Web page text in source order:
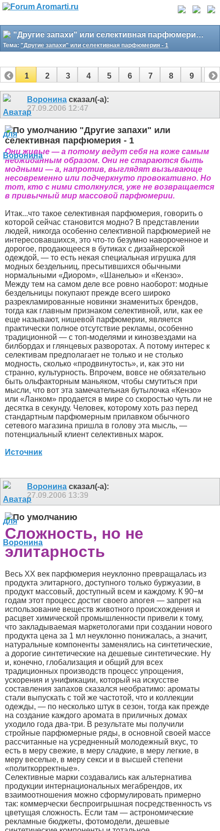
"Другие запахи" или селективная парфюмерия - 1
Тема: "Другие запахи" или селективная парфюмерия - 1
1 2 3 4 5 6 7 8 9 10
11 15
Воронина сказал(-а):
27.09.2006 12:47
"Другие запахи" или
селективная парфюмерия - 1
Они живые — а потому ведут себя на коже самым
неожиданным образом. Они не стараются быть
модными — а, напротив, выглядят вызывающе
несовременно или подчеркнуто провокативно. Но
тот, кто с ними столкнулся, уже не возвращается
в привычный мир массовой парфюмерии.
Итак...что такое селективная парфюмерия, говорить о
которой сейчас становится модно? В представлении
людей, никогда особенно селективной паpфюмеpией не
интересовавшихся, это что-то безумно навороченное и
дорогое, продающееся в бутиках с дизайнерской
одеждой, — то есть некая специальная игрушка для
модных бездельниц, пресытившихся обычными
нормальными «Диором», «Шанелью» и «Кензо».
Между тем на самом деле все pовно наобоpот: модные
бездельницы покупают прежде всего широко
разрекламированные новинки знаменитых брендов,
тогда как главным признаком селективной, или, как ее
еще называют, нишевой парфюмерии, является
практически полное отсутствие рекламы, особенно
традиционной — с топ-моделями и кинозвездами на
билбордах и глянцевых разворотах. А потому интерес к
селективам предполагает не только и не столько
модность, сколько «продвинутость», и, как это ни
странно, культурность. Впрочем, вовсе не обязательно
быть ольфакторным маньяком, чтобы смутиться при
мысли, что вот эта замечательная бутылочка «Кензо»
или «Ланком» продается в мире со скоростью чуть ли не
десятка в секунду. Человек, которому хоть раз перед
стандартным парфюмерным прилавком обычного
сетевого магазина пришла в голову эта мысль, —
потенциальный клиент селективных марок.
Источник
Воронина сказал(-а):
27.09.2006 13:39
Сложность, но не
элитарность
Весь XX век парфюмерия неуклонно превращалась из
продукта элитарного, доступного только буржуазии, в
продукт массовый, доступный всем и каждому. К 90−м
годам этот процесс достиг своего апогея — запрет на
использование веществ животного происхождения и
расцвет химической промышленности привели к тому,
что закладываемая маркетологами при создании нового
продукта цена за 1 мл неуклонно понижалась, а значит,
натуральные компоненты заменялись на синтетические,
а дорогие синтетические на дешевые синтетические. Ну
и, конечно, глобализация и общий для всех
традиционных производств процесс упрощения,
ускорения и унификации, который на искусстве
составления запахов сказался необратимо: ароматы
стали выпускать с той же частотой, что и коллекции
одежды, — по несколько штук в сезон, тогда как прежде
на создание каждого аромата в приличных домах
уходило года два-три. В результате мы получили
стройные парфюмерные ряды, в основной своей массе
рассчитанные на усредненный молодежный вкус, то
есть в меру свежие, в меру сладкие, в меру легкие, в
меру веселые, в меру секси и в высшей степени
«политкорректные».
Селективные марки создавались как альтернатива
продукции интернациональных мегабрендов, их
взаимоотношения можно сформулировать примерно
так: коммерчески беспроигрышная посредственность vs
цветущая сложность. Если там — астрономические
рекламные бюджеты, фотомодели, дешевые